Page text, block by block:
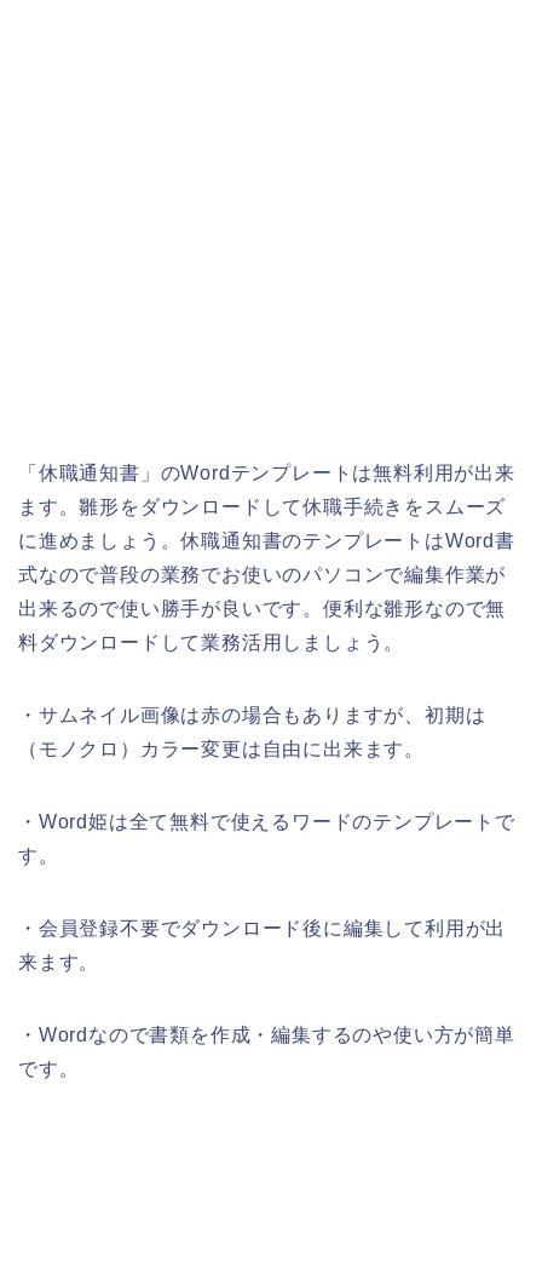
「休職通知書」のWordテンプレートは無料利用が出来
ます。雛形をダウンロードして休職手続きをスムーズ
に進めましょう。休職通知書のテンプレートはWord書
式なので普段の業務でお使いのパソコンで編集作業が
出来るので使い勝手が良いです。便利な雛形なので無
料ダウンロードして業務活用しましょう。
・サムネイル画像は赤の場合もありますが、初期は
（モノクロ）カラー変更は自由に出来ます。
・Word姫は全て無料で使えるワードのテンプレートで
す。
・会員登録不要でダウンロード後に編集して利用が出
来ます。
・Wordなので書類を作成・編集するのや使い方が簡単
です。